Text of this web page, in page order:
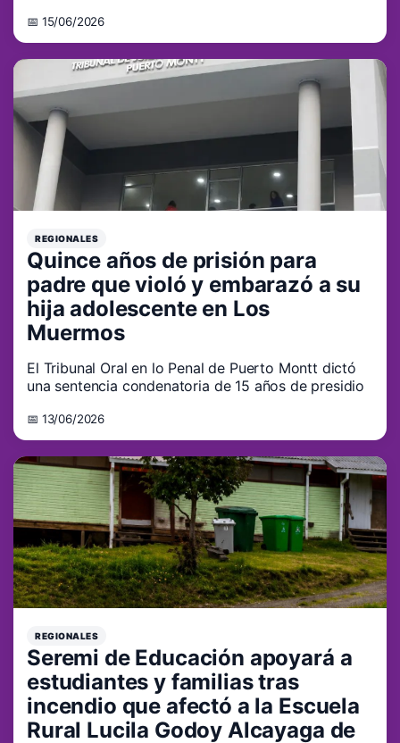
📅 15/06/2026
REGIONALES
Quince años de prisión para
padre que violó y embarazó a su
hija adolescente en Los
Muermos
El Tribunal Oral en lo Penal de Puerto Montt dictó
una sentencia condenatoria de 15 años de presidio
📅 13/06/2026
REGIONALES
Seremi de Educación apoyará a
estudiantes y familias tras
incendio que afectó a la Escuela
Rural Lucila Godoy Alcayaga de